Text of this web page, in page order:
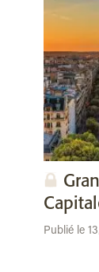
Publié le